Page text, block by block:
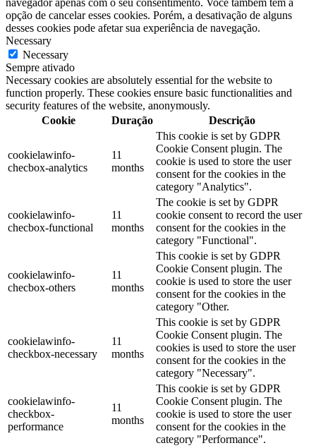
navegador apenas com o seu consentimento. Você também tem a
opção de cancelar esses cookies. Porém, a desativação de alguns
desses cookies pode afetar sua experiência de navegação.
Necessary
Necessary
Sempre ativado
Necessary cookies are absolutely essential for the website to
function properly. These cookies ensure basic functionalities and
security features of the website, anonymously.
Cookie
Duração Descrição
cookielawinfo-
checbox-analytics
11
months
This cookie is set by GDPR
Cookie Consent plugin. The
cookie is used to store the user
consent for the cookies in the
category "Analytics".
cookielawinfo-
checbox-functional
11
months
The cookie is set by GDPR
cookie consent to record the user
consent for the cookies in the
category "Functional".
cookielawinfo-
checbox-others
11
months
This cookie is set by GDPR
Cookie Consent plugin. The
cookie is used to store the user
consent for the cookies in the
category "Other.
cookielawinfo-
checkbox-necessary
11
months
This cookie is set by GDPR
Cookie Consent plugin. The
cookies is used to store the user
consent for the cookies in the
category "Necessary".
cookielawinfo-
checkbox-
performance
11
months
This cookie is set by GDPR
Cookie Consent plugin. The
cookie is used to store the user
consent for the cookies in the
category "Performance".